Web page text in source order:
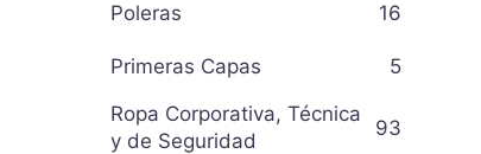
Poleras 16
Primeras Capas
5
Ropa Corporativa, Técnica
y de Seguridad
93